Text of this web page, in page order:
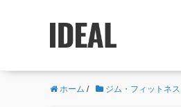
ホーム / ジム・フィットネス